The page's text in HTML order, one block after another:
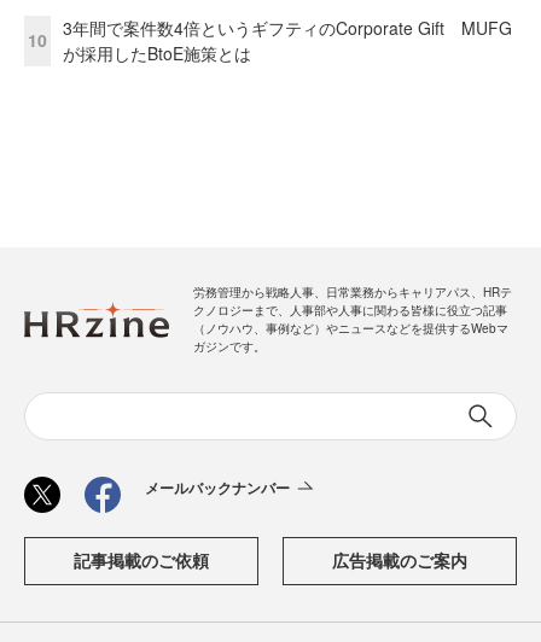
10
3年間で案件数4倍というギフティのCorporate Gift MUFG
が採用したBtoE施策とは
労務管理から戦略人事、日常業務からキャリアパス、HRテ
クノロジーまで、人事部や人事に関わる皆様に役立つ記事
（ノウハウ、事例など）やニュースなどを提供するWebマ
ガジンです。
メールバックナンバー
記事掲載のご依頼 広告掲載のご案内